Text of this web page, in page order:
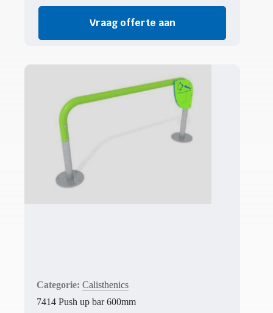
Vraag offerte aan
Calisthenics
7414 Push up bar 600mm